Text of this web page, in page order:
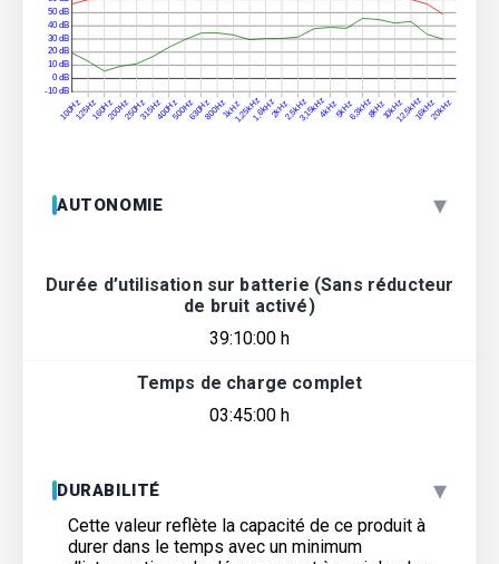
AUTONOMIE ▾
Durée d’utilisation sur batterie (Sans réducteur
de bruit activé)
39:10:00 h
Temps de charge complet
03:45:00 h
DURABILITÉ ▾
Cette valeur reflète la capacité de ce produit à
durer dans le temps avec un minimum